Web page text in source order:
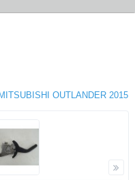
OUTLANDER 2015